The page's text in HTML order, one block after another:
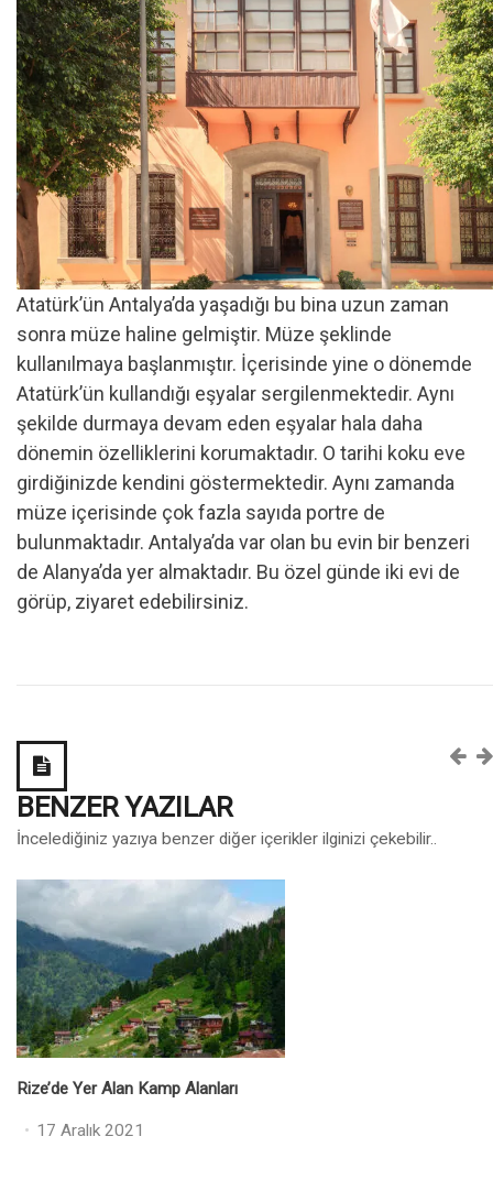
Atatürk’ün Antalya’da yaşadığı bu bina uzun zaman
sonra müze haline gelmiştir. Müze şeklinde
kullanılmaya başlanmıştır. İçerisinde yine o dönemde
Atatürk’ün kullandığı eşyalar sergilenmektedir. Aynı
şekilde durmaya devam eden eşyalar hala daha
dönemin özelliklerini korumaktadır. O tarihi koku eve
girdiğinizde kendini göstermektedir. Aynı zamanda
müze içerisinde çok fazla sayıda portre de
bulunmaktadır. Antalya’da var olan bu evin bir benzeri
de Alanya’da yer almaktadır. Bu özel günde iki evi de
görüp, ziyaret edebilirsiniz.
BENZER YAZILAR
İncelediğiniz yazıya benzer diğer içerikler ilginizi çekebilir..
Rize’de Yer Alan Kamp Alanları
Posted
17 Aralık 2021